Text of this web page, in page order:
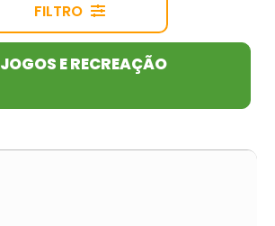
FILTRO
JOGOS E RECREAÇÃO